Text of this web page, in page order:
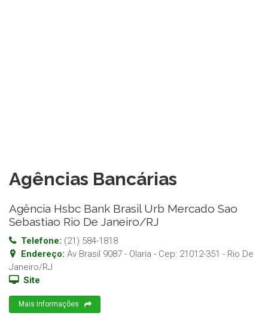
Agências Bancárias
Agência Hsbc Bank Brasil Urb Mercado Sao
Sebastiao Rio De Janeiro/RJ
Telefone: (21) 584-1818
Endereço: Av Brasil 9087 - Olaria - Cep: 21012-351 - Rio De
Janeiro/RJ
Site
Mais Informações